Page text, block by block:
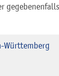
Württemberg